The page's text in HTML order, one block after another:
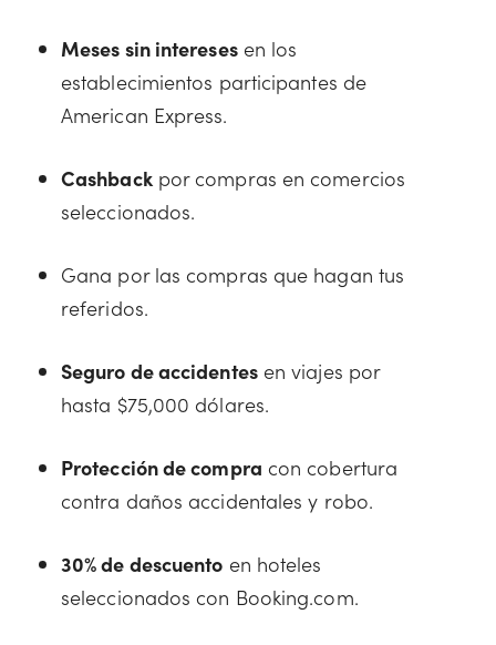
Meses sin interesesen los
establecimientos participantes de
American Express.
Cashbackpor compras en comercios
seleccionados.
Gana por las compras que hagan tus
referidos.
Seguro de accidentesen viajes por
hasta $75,000 dólares.
Protección de compra con cobertura
contra daños accidentales y robo.
30% de descuento en hoteles
seleccionados con Booking.com.